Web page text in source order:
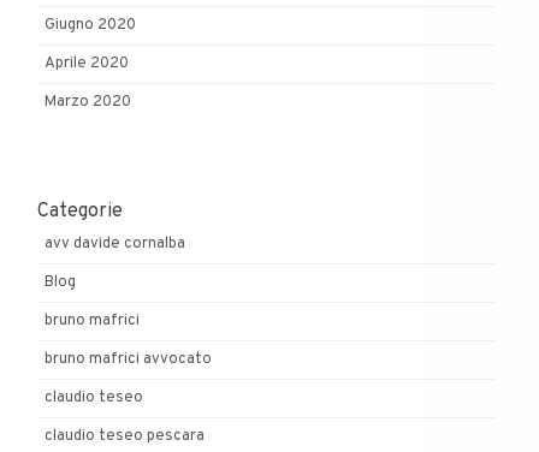
Giugno 2020
Aprile 2020
Marzo 2020
Categorie
avv davide cornalba
Blog
bruno mafrici
bruno mafrici avvocato
claudio teseo
claudio teseo pescara